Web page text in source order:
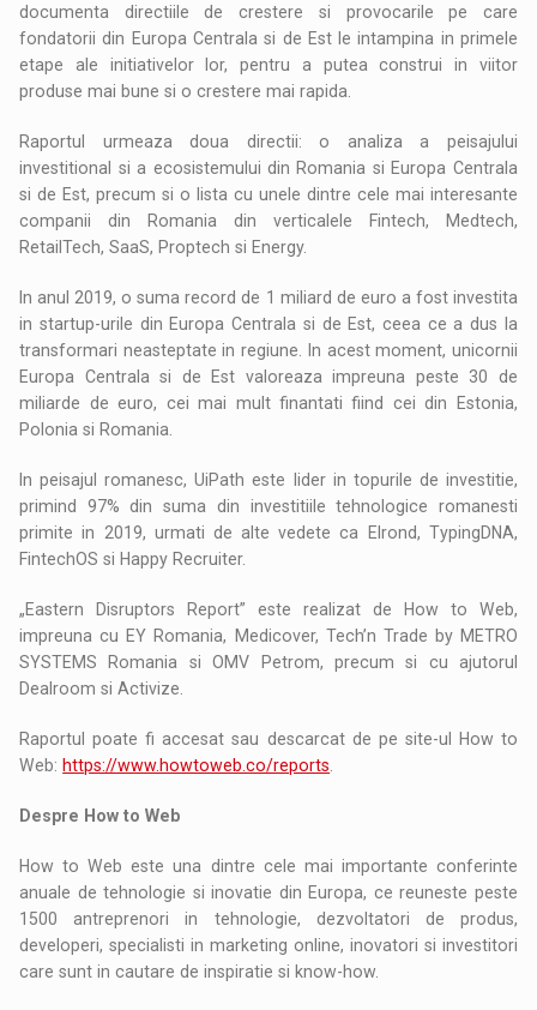
documenta directiile de crestere si provocarile pe care
fondatorii din Europa Centrala si de Est le intampina in primele
etape ale initiativelor lor, pentru a putea construi in viitor
produse mai bune si o crestere mai rapida.
Raportul urmeaza doua directii: o analiza a peisajului
investitional si a ecosistemului din Romania si Europa Centrala
si de Est, precum si o lista cu unele dintre cele mai interesante
companii din Romania din verticalele Fintech, Medtech,
RetailTech, SaaS, Proptech si Energy.
In anul 2019, o suma record de 1 miliard de euro a fost investita
in startup-urile din Europa Centrala si de Est, ceea ce a dus la
transformari neasteptate in regiune. In acest moment, unicornii
Europa Centrala si de Est valoreaza impreuna peste 30 de
miliarde de euro, cei mai mult finantati fiind cei din Estonia,
Polonia si Romania.
In peisajul romanesc, UiPath este lider in topurile de investitie,
primind 97% din suma din investitiile tehnologice romanesti
primite in 2019, urmati de alte vedete ca Elrond, TypingDNA,
FintechOS si Happy Recruiter.
„Eastern Disruptors Report” este realizat de How to Web,
impreuna cu EY Romania, Medicover, Tech’n Trade by METRO
SYSTEMS Romania si OMV Petrom, precum si cu ajutorul
Dealroom si Activize.
Raportul poate fi accesat sau descarcat de pe site-ul How to
Web: https://www.howtoweb.co/reports
Despre How to Web
How to Web este una dintre cele mai importante conferinte
anuale de tehnologie si inovatie din Europa, ce reuneste peste
1500 antreprenori in tehnologie, dezvoltatori de produs,
developeri, specialisti in marketing online, inovatori si investitori
care sunt in cautare de inspiratie si know-how.